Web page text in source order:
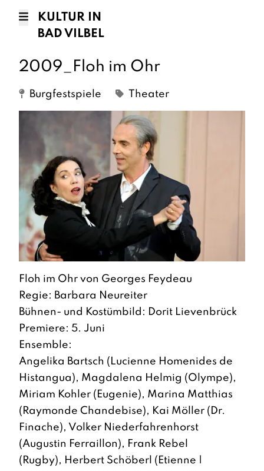
KULTUR IN
BAD VILBEL
2009_Floh im Ohr
Burgfestspiele Theater
Floh im Ohr von Georges Feydeau
Regie: Barbara Neureiter
Bühnen- und Kostümbild: Dorit Lievenbrück
Premiere: 5. Juni
Ensemble:
Angelika Bartsch (Lucienne Homenides de
Histangua), Magdalena Helmig (Olympe),
Miriam Kohler (Eugenie), Marina Matthias
(Raymonde Chandebise), Kai Möller (Dr.
Finache), Volker Niederfahrenhorst
(Augustin Ferraillon), Frank Rebel
(Rugby), Herbert Schöberl (Etienne |